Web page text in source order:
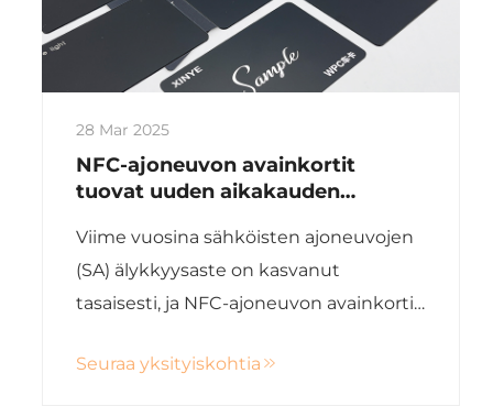
28 Mar 2025
NFC-ajoneuvon avainkortit
tuovat uuden aikakauden
Viime vuosina sähköisten ajoneuvojen
(SA) älykkyysaste on kasvanut
tasaisesti, ja NFC-ajoneuvon avainkortit
avaimia uutena avaustyypinä. NFC-
Seuraa yksityiskohtia